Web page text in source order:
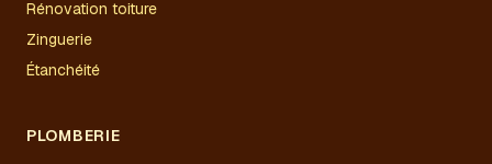
Rénovation toiture
Zinguerie
Étanchéité
PLOMBERIE